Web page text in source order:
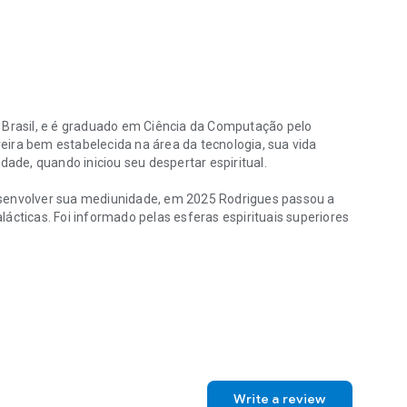
e é graduado em Ciência da Computação pelo
bem estabelecida na área da tecnologia, sua vida
quando iniciou seu despertar espiritual.
sua mediunidade, em 2025 Rodrigues passou a
Foi informado pelas esferas espirituais superiores
compartilha os ensinamentos, mensagens e insights
Write a review